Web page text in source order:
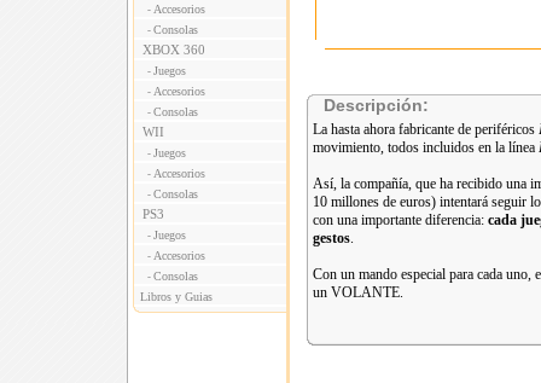
- Accesorios
- Consolas
XBOX 360
- Juegos
- Accesorios
- Consolas
WII
- Juegos
- Accesorios
- Consolas
PS3
- Juegos
- Accesorios
- Consolas
Libros y Guias
Descripción:
La hasta ahora fabricante de periféricos
movimiento, todos incluidos en la línea
Así, la compañía, que ha recibido una
10 millones de euros) intentará seguir
con una importante diferencia: cada
gestos.
Con un mando especial para cada uno,
un VOLANTE.